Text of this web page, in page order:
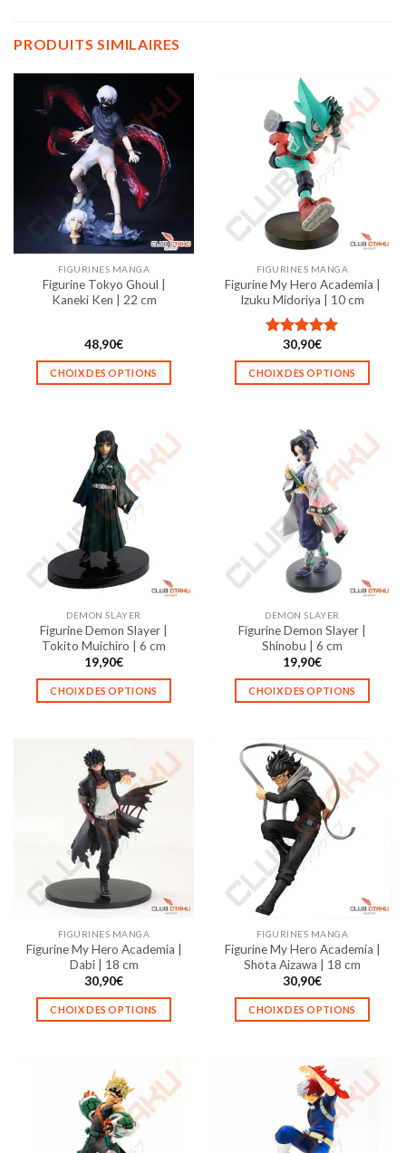
PRODUITS SIMILAIRES
FIGURINES MANGA
Figurine Tokyo Ghoul |
Kaneki Ken | 22 cm
48,90€
CHOIX DES OPTIONS
a
plusieurs
variations.
Les
options
peuvent
être
choisies
sur
page
du
produit
FIGURINES MANGA
Figurine My Hero Academia |
Izuku Midoriya | 10 cm
Note5.00
sur 5
30,90€
CHOIX DES OPTIONS
a
plusieurs
variations.
Les
options
peuvent
être
choisies
sur
page
du
produit
DEMON SLAYER
Figurine Demon Slayer |
Tokito Muichiro | 6 cm
19,90€
CHOIX DES OPTIONS
a
plusieurs
variations.
Les
options
peuvent
être
choisies
sur
page
du
produit
DEMON SLAYER
Figurine Demon Slayer |
Shinobu | 6 cm
19,90€
CHOIX DES OPTIONS
a
plusieurs
variations.
Les
options
peuvent
être
page
du
produit
FIGURINES MANGA
Figurine My Hero Academia |
Dabi | 18 cm
30,90€
CHOIX DES OPTIONS
plusieurs
variations.
Les
options
FIGURINES MANGA
Figurine My Hero Academia |
Shota Aizawa | 18 cm
30,90€
CHOIX DES OPTIONS
a
plusieurs
variations.
Les
options